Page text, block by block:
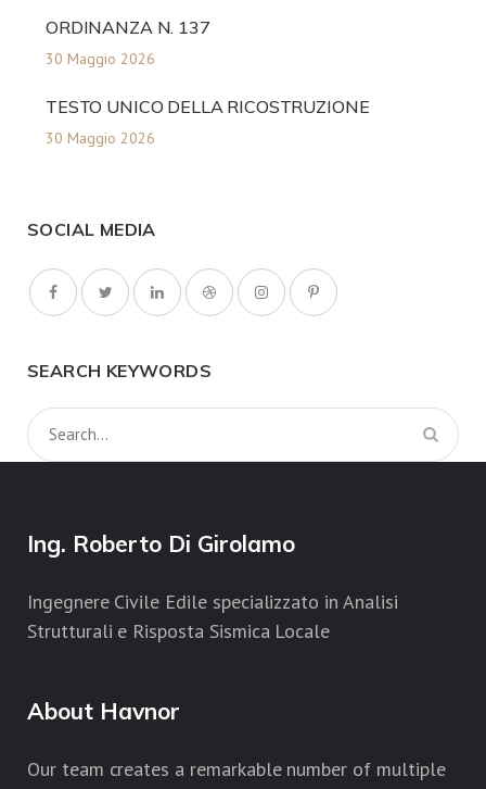
ORDINANZA N. 137
30 Maggio 2026
TESTO UNICO DELLA RICOSTRUZIONE
30 Maggio 2026
SOCIAL MEDIA
SEARCH KEYWORDS
Ing. Roberto Di Girolamo
Ingegnere Civile Edile specializzato in Analisi
Strutturali e Risposta Sismica Locale
About Havnor
Our team creates a remarkable number of multiple